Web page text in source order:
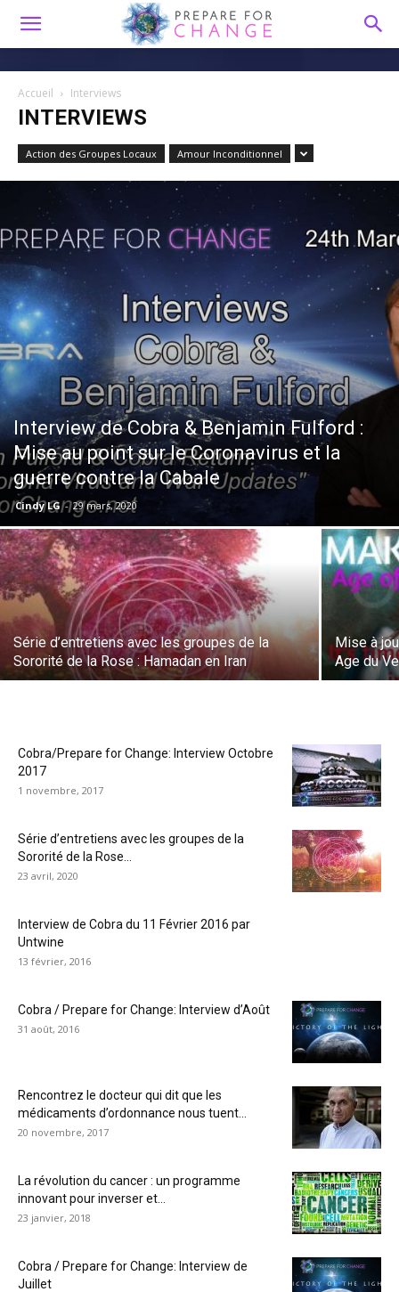
Accueil Interviews
INTERVIEWS
Action des Groupes Locaux Amour Inconditionnel
Interview de Cobra & Benjamin Fulford :
Mise au point sur le Coronavirus et la
guerre contre la Cabale
Cindy LG - 29 mars, 2020
Série d’entretiens avec les groupes de la
Sororité de la Rose : Hamadan en Iran
Mise à
Age du
Cobra/Prepare for Change: Interview Octobre
2017
1 novembre, 2017
Série d’entretiens avec les groupes de la
Sororité de la Rose...
23 avril, 2020
Interview de Cobra du 11 Février 2016 par
Untwine
13 février, 2016
Cobra / Prepare for Change: Interview d’Août
31 août, 2016
Rencontrez le docteur qui dit que les
médicaments d’ordonnance nous tuent...
20 novembre, 2017
La révolution du cancer : un programme
innovant pour inverser et...
23 janvier, 2018
Cobra / Prepare for Change: Interview de
Juillet